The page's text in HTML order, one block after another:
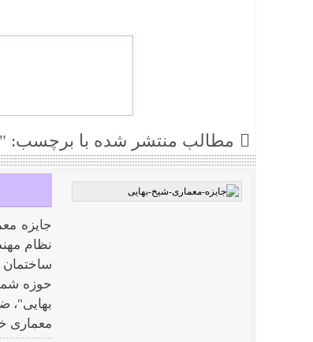
مطالب منتشر شده با برچسب:
جایزه
حوزه
بهایی"،
معماری خود را که